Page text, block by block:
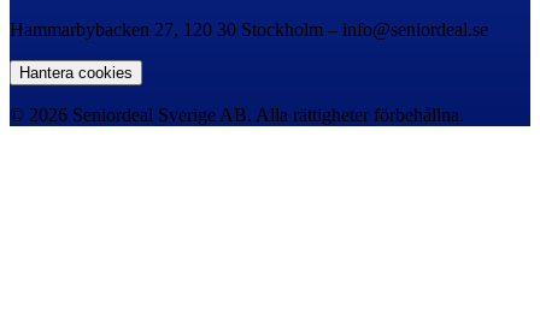
Hammarbybacken 27, 120 30 Stockholm – info@seniordeal.se
Hantera cookies
© 2026 Seniordeal Sverige AB. Alla rättigheter förbehållna.